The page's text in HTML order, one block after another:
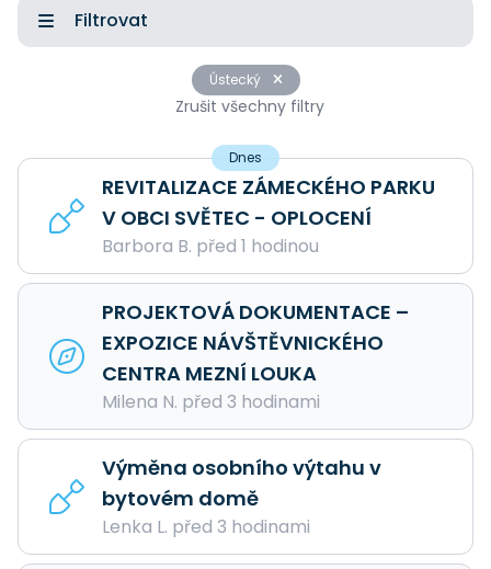
Filtrovat
Ústecký
Zrušit všechny filtry
Dnes
REVITALIZACE ZÁMECKÉHO PARKU
V OBCI SVĚTEC - OPLOCENÍ
Barbora B. před 1 hodinou
PROJEKTOVÁ DOKUMENTACE –
EXPOZICE NÁVŠTĚVNICKÉHO
CENTRA MEZNÍ LOUKA
Milena N. před 3 hodinami
Výměna osobního výtahu v
bytovém domě
Lenka L. před 3 hodinami